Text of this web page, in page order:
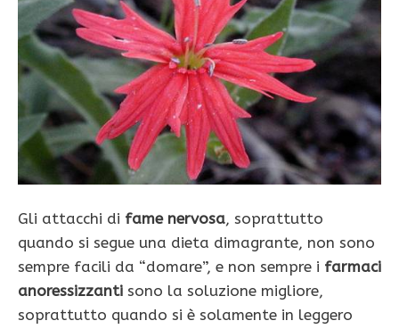
Gli attacchi di fame nervosa, soprattutto
quando si segue una dieta dimagrante, non sono
sempre facili da “domare”, e non sempre i farmaci
anoressizzanti sono la soluzione migliore,
soprattutto quando si è solamente in leggero